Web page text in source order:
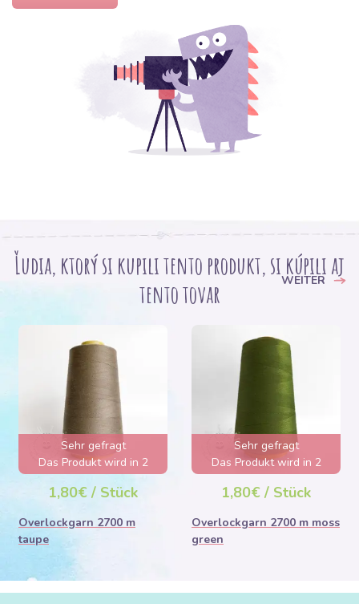
Ľudia, ktorý si kupili tento produkt, si kúpili aj
tento tovar
WEITER
Sehr gefragt
Das Produkt wird in 2
Tagen ausverkauft sein
1,80€ / Stück
Overlockgarn 2700 m
taupe
Sehr gefragt
Das Produkt wird in 2
Tagen ausverkauft sein
1,80€ / Stück
Overlockgarn 2700 m moss
green